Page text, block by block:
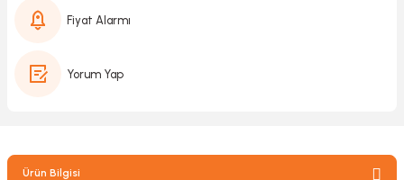
Fiyat Alarmı
Yorum Yap
Ürün Bilgisi